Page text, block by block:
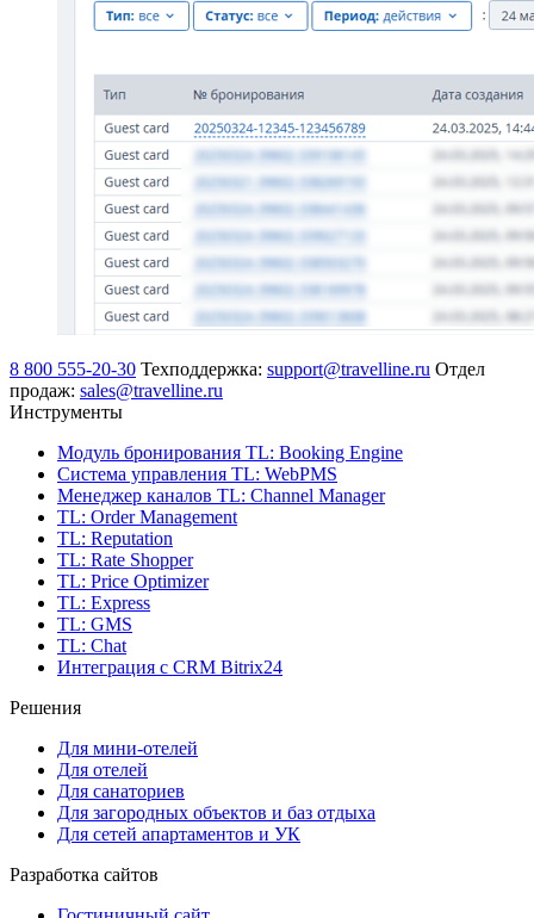
8 800 555-20-30 Техподдержка: support@travelline.ru Отдел
продаж: sales@travelline.ru
Инструменты
Модуль бронирования TL: Booking Engine
Система управления TL: WebPMS
Менеджер каналов TL: Channel Manager
TL: Order Management
TL: Reputation
TL: Rate Shopper
TL: Price Optimizer
TL: Express
TL: GMS
TL: Chat
Интеграция с CRM Bitrix24
Решения
Для мини-отелей
Для отелей
Для санаториев
Для загородных объектов и баз отдыха
Для сетей апартаментов и УК
Разработка сайтов